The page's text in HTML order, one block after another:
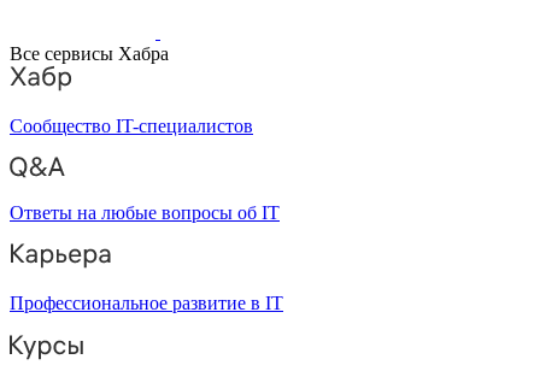
Все сервисы Хабра
Сообщество IT-специалистов
Ответы на любые вопросы об IT
Профессиональное развитие в IT